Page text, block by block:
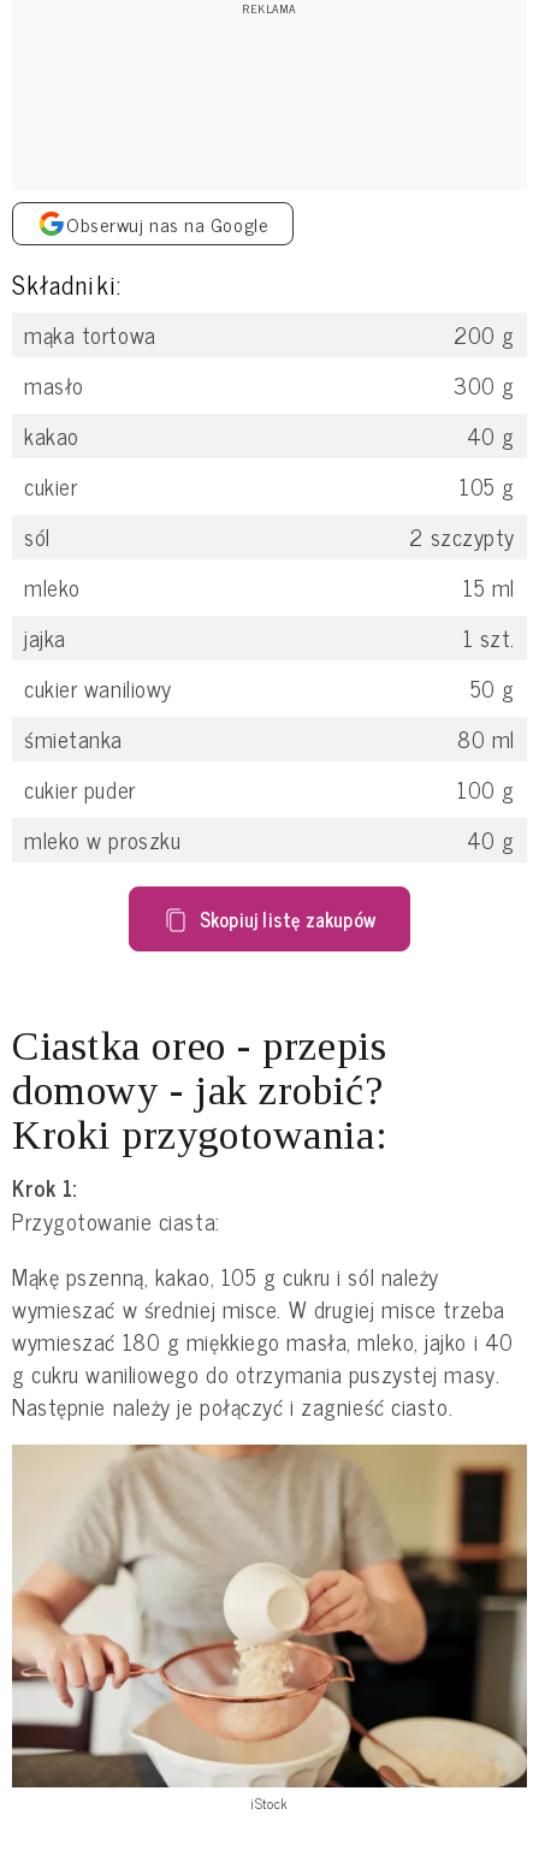
Obserwuj nas na Google
Składniki:
mąka tortowa 200 g
masło
300 g
kakao
40 g
cukier
105 g
sól
2 szczypty
mleko
15 ml
jajka
1 szt.
cukier waniliowy
50 g
śmietanka
80 ml
cukier puder
100 g
mleko w proszku
40 g
Skopiuj listę zakupów
Ciastka oreo - przepis
domowy - jak zrobić?
Kroki przygotowania:
Krok 1:
Przygotowanie ciasta:
Mąkę pszenną, kakao, 105 g cukru i sól należy
wymieszać w średniej misce. W drugiej misce trzeba
wymieszać 180 g miękkiego masła, mleko, jajko i 40
g cukru waniliowego do otrzymania puszystej masy.
Następnie należy je połączyć i zagnieść ciasto.
iStock